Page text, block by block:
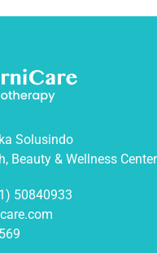
Solusindo
Beauty & Wellness
50840933